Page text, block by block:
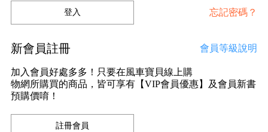
忘記密碼？
新會員註冊 會員等級說明
加入會員好處多多！只要在風車寶貝線上購
物網所購買的商品，皆可享有【VIP會員優惠】及會員新書
預購價唷！